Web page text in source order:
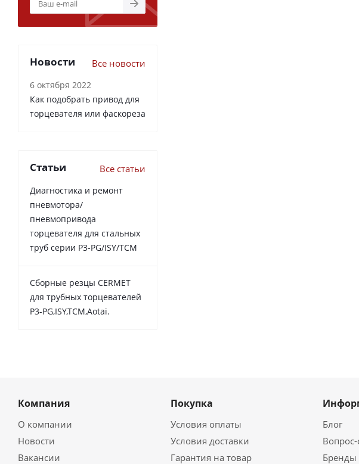
Новости Все новости
6 октября 2022
Как подобрать привод для
торцевателя или фаскореза
Статьи Все статьи
Диагностика и ремонт
пневмотора/
пневмопривода
торцевателя для стальных
труб серии P3-PG/ISY/TCM
Сборные резцы CERMET
для трубных торцевателей
P3-PG,ISY,TCM,Aotai.
Компания
О компании
Новости
Вакансии
Покупка
Условия оплаты
Условия доставки
Гарантия на товар
Блог
Вопрос-
Бренды